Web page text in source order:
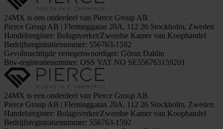
24MX is een onderdeel van Pierce Group AB
Pierce Group AB | Fleminggatan 20A, 112 26 Stockholm, Zweden
Handelsregister: Bolagsverket/Zweedse Kamer van Koophandel
Bedrijfsregistratienummer: 556763-1592
Gevolmachtigde vertegenwoordiger: Göran Dahlin
Btw-registratienummer: OSS VAT NO SE556763159201
24MX is een onderdeel van Pierce Group AB
Pierce Group AB | Fleminggatan 20A, 112 26 Stockholm, Zweden
Handelsregister: Bolagsverket/Zweedse Kamer van Koophandel
Bedrijfsregistratienummer: 556763-1592